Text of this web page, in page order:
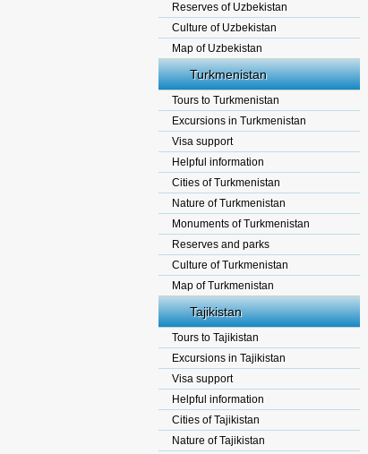
Reserves of Uzbekistan
Culture of Uzbekistan
Map of Uzbekistan
Turkmenistan
Tours to Turkmenistan
Excursions in Turkmenistan
Visa support
Helpful information
Cities of Turkmenistan
Nature of Turkmenistan
Monuments of Turkmenistan
Reserves and parks
Culture of Turkmenistan
Map of Turkmenistan
Tajikistan
Tours to Tajikistan
Excursions in Tajikistan
Visa support
Helpful information
Cities of Tajikistan
Nature of Tajikistan